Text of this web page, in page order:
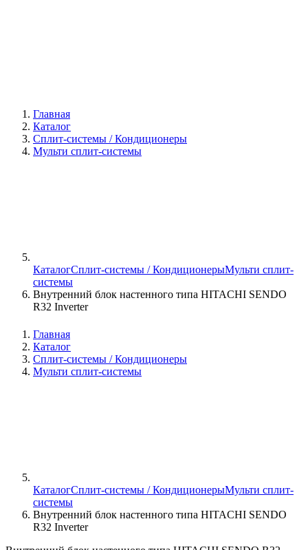
Главная
Каталог
Сплит-системы / Кондиционеры
Мульти сплит-системы
КаталогСплит-системы / КондиционерыМульти сплит-
системы
Внутренний блок настенного типа HITACHI SENDO
R32 Inverter
Главная
Каталог
Сплит-системы / Кондиционеры
Мульти сплит-системы
КаталогСплит-системы / КондиционерыМульти сплит-
системы
Внутренний блок настенного типа HITACHI SENDO
R32 Inverter